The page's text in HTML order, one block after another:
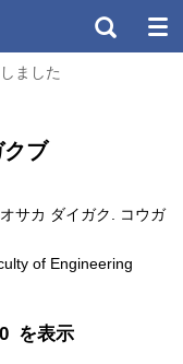
ました
ブ
サカ ダイガク. コウガ
of Engineering
を表示